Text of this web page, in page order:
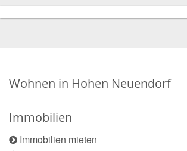
Wohnen in Hohen Neuendorf
Immobilien
Immobilien mieten